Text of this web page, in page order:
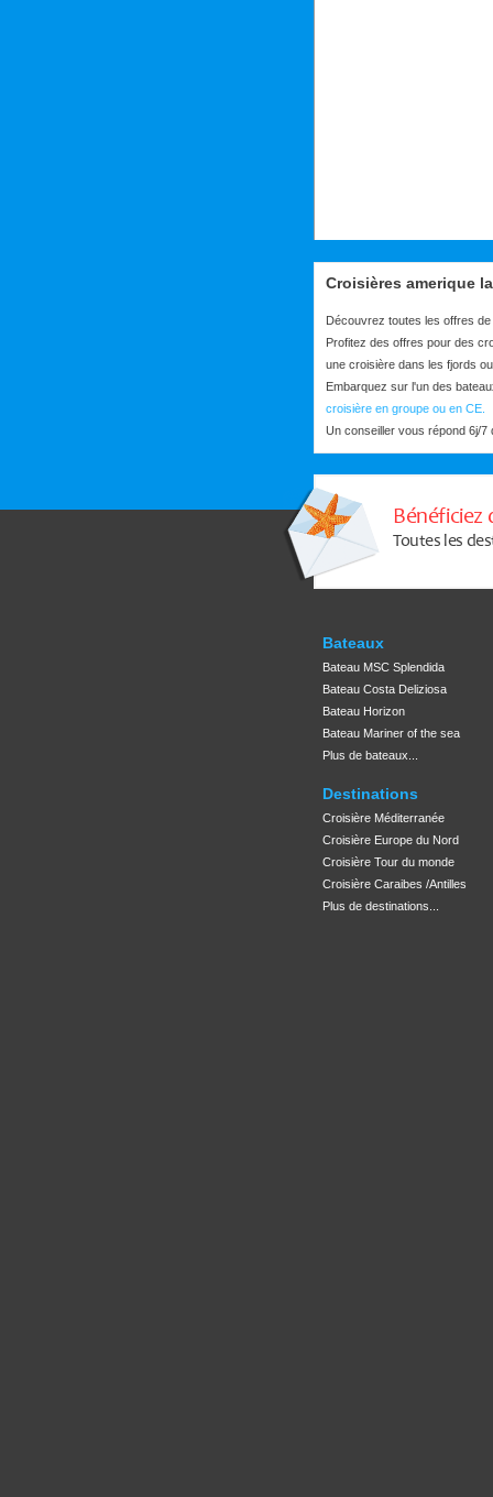
Croisières amerique
Découvrez toutes les offres
Profitez des offres pour des
une croisière dans les fjords
Embarquez sur l'un des
croisière en groupe ou en CE.
Un conseiller vous répond 6j/7
Bénéficiez
Toutes les
Bateaux
Bateau MSC Splendida
Bateau Costa Deliziosa
Bateau Horizon
Bateau Mariner of the sea
Plus de bateaux...
Destinations
Croisière Méditerranée
Croisière Europe du Nord
Croisière Tour du monde
Croisière Caraibes /Antilles
Plus de destinations...